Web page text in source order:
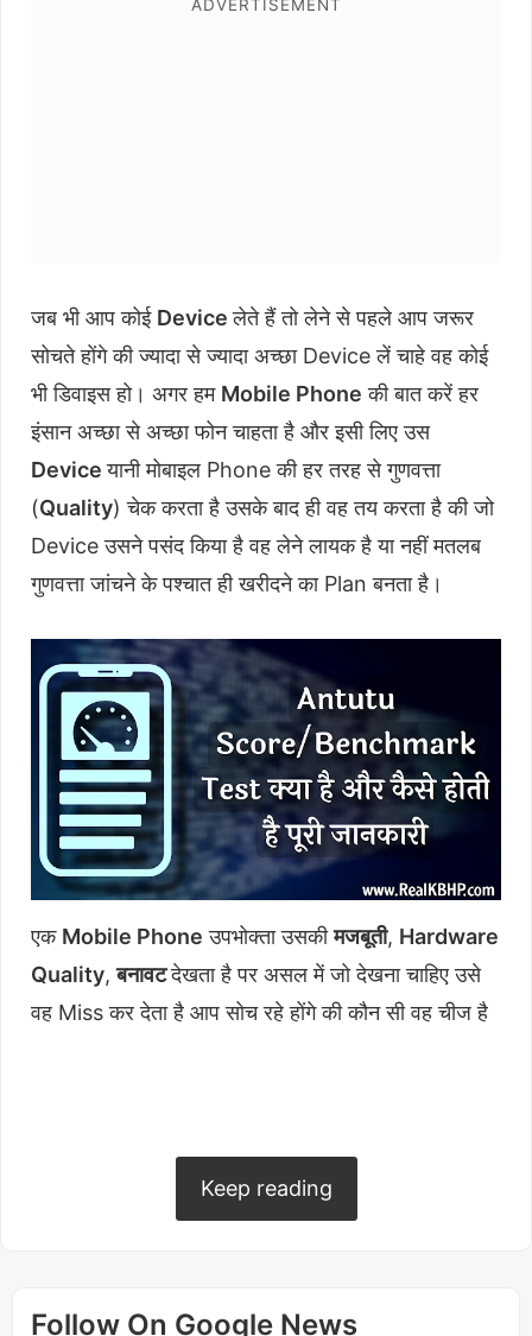
जब भी आप कोई Deviceलेते हैं तो लेने से पहले आप जरूर
सोचते होंगे की ज्यादा से ज्यादा अच्छा Device लें चाहे वह कोई
भी डिवाइस हो। अगर हम Mobile Phone की बात करें हर
इंसान अच्छा से अच्छा फोन चाहता है और इसी लिए उस
Deviceयानी मोबाइल Phone की हर तरह से गुणवत्ता
(Quality) चेक करता है उसके बाद ही वह तय करता है की जो
Device उसने पसंद किया है वह लेने लायक है या नहीं मतलब
गुणवत्ता जांचने के पश्चात ही खरीदने का Plan बनता है।
एक Mobile Phone उपभोक्ता उसकीमजबूती, Hardware
Quality,बनावटदेखता है पर असल में जो देखना चाहिए उसे
वह Miss कर देता है आप सोच रहे होंगे की कौन सी वह चीज है
Table of Contents hide
Keep reading
Follow On Google News